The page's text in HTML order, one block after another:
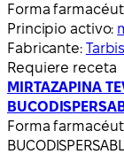
Forma
Principio activo:
Fabricante:
Requiere receta
MIRTAZAPINA
Forma